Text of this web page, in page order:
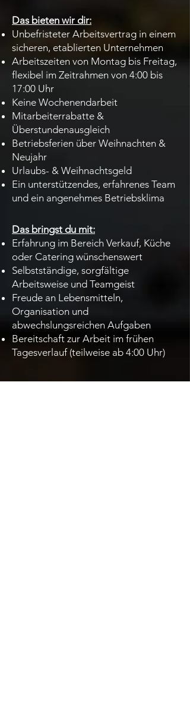
Das bieten wir dir:
Unbefristeter Arbeitsvertrag in einem
sicheren, etablierten Unternehmen
Arbeitszeiten von Montag bis Freitag,
flexibel im Zeitrahmen von 4:00 bis
17:00 Uhr
Keine Wochenendarbeit
Mitarbeiterrabatte &
Überstundenausgleich
Betriebsferien über Weihnachten &
Neujahr
Urlaubs- & Weihnachtsgeld
Ein unterstützendes, erfahrenes Team
und ein angenehmes Betriebsklima
Das bringst du mit:
Erfahrung im Bereich Verkauf, Küche
oder Catering wünschenswert
Selbstständige, sorgfältige
Arbeitsweise und Teamgeist
Freude an Lebensmitteln,
Organisation und
abwechslungsreichen Aufgaben
Bereitschaft zur Arbeit im frühen
Tagesverlauf (teilweise ab 4:00 Uhr)